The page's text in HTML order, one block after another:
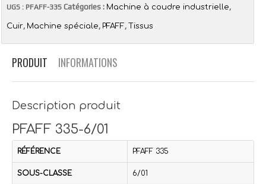
UGS : PFAFF-335 Catégories : Machine à coudre industrielle,
Cuir, Machine spéciale, PFAFF, Tissus
PRODUIT INFORMATIONS
Description produit
PFAFF 335-6/01
RÉFÉRENCE PFAFF 335
SOUS-CLASSE 6/01